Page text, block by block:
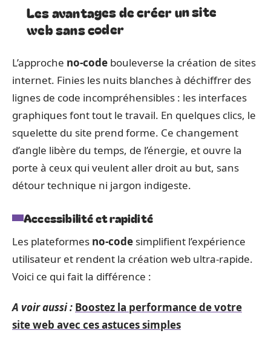
Les avantages de créer un site
web sans coder
L’approche no-code bouleverse la création de sites
internet. Finies les nuits blanches à déchiffrer des
lignes de code incompréhensibles : les interfaces
graphiques font tout le travail. En quelques clics, le
squelette du site prend forme. Ce changement
d’angle libère du temps, de l’énergie, et ouvre la
porte à ceux qui veulent aller droit au but, sans
détour technique ni jargon indigeste.
Accessibilité et rapidité
Les plateformes no-code simplifient l’expérience
utilisateur et rendent la création web ultra-rapide.
Voici ce qui fait la différence :
A voir aussi : Boostez la performance de votre
site web avec ces astuces simples